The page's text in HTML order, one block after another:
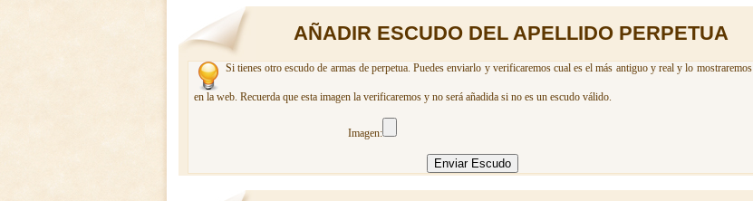
AÑADIR ESCUDO DEL APELLIDO PERPETUA
Si tienes otro escudo de armas de perpetua. Puedes enviarlo y verificaremos cual es el más antiguo y real y lo mostraremos
en la web. Recuerda que esta imagen la verificaremos y no será añadida si no es un escudo válido.
Imagen: